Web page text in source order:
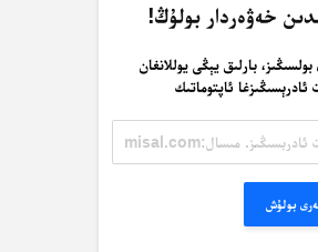
خەۋەردار بولۇڭ!
بارلىق يېڭى يوللانغان
ئادرېسىڭىزغا ئاپتوماتىك
بولۇش